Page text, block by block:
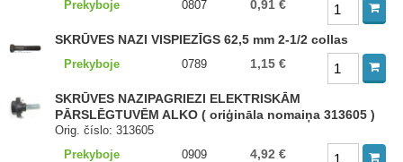
Prekyboje
0807 0,91 €
SKRŪVES NAZI VISPIEZĪGS 62,5 mm 2-1/2 collas
Prekyboje 0789 1,15 €
SKRŪVES NAZIPAGRIEZI ELEKTRISKĀM
PĀRSLĒGTUVĒM ALKO ( oriģināla nomaiņa 313605 )
Orig. číslo: 313605
Prekyboje
0909 4,92 €